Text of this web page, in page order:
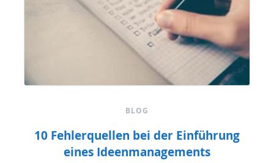
BLOG
10 Fehlerquellen bei der Einführung
eines Ideenmanagements